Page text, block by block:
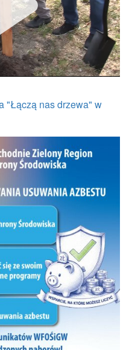
Unmute
"Łączą nas drzewa" w